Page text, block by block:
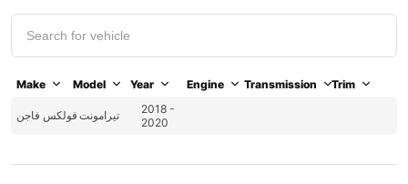
Make Model Year Engine Transmission Trim
فولكس فاجن تيرامونت
2018 -
2020